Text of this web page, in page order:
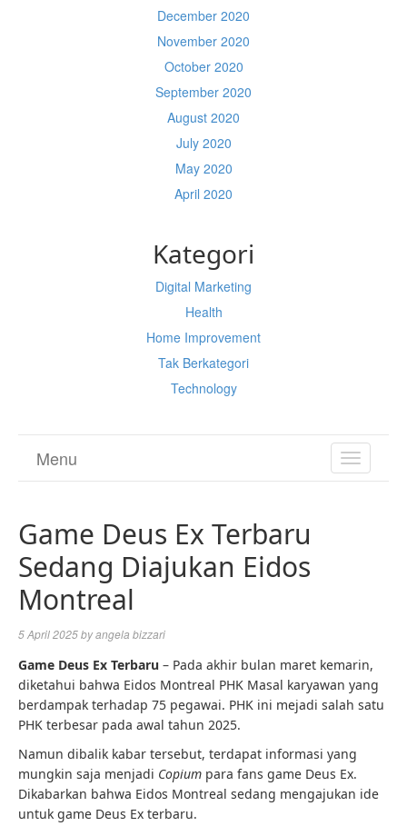
December 2020
November 2020
October 2020
September 2020
August 2020
July 2020
May 2020
April 2020
Kategori
Digital Marketing
Health
Home Improvement
Tak Berkategori
Technology
TOGGLE
Menu
Game Deus Ex Terbaru
Sedang Diajukan Eidos
Montreal
5 April 2025byangela bizzari
Game Deus Ex Terbaru – Pada akhir bulan maret kemarin,
diketahui bahwa Eidos Montreal PHK Masal karyawan yang
berdampak terhadap 75 pegawai. PHK ini mejadi salah satu
PHK terbesar pada awal tahun 2025.
Namun dibalik kabar tersebut, terdapat informasi yang
mungkin saja menjadi Copium para fans game Deus Ex.
Dikabarkan bahwa Eidos Montreal sedang mengajukan ide
untuk game Deus Ex terbaru.